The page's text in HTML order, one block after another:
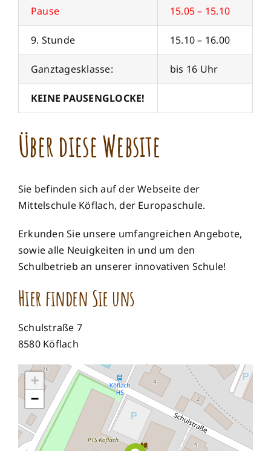
Pause 15.05 – 15.10
9. Stunde 15.10 – 16.00
Ganztagesklasse: bis 16 Uhr
KEINE PAUSENGLOCKE!
Über diese Website
Sie befinden sich auf der Webseite der
Mittelschule Köflach, der Europaschule.
Erkunden Sie unsere umfangreichen Angebote,
sowie alle Neuigkeiten in und um den
Schulbetrieb an unserer innovativen Schule!
Hier finden Sie uns
Schulstraße 7
8580 Köflach
+
−